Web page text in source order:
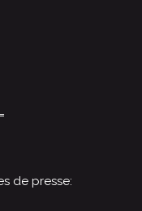
de presse: